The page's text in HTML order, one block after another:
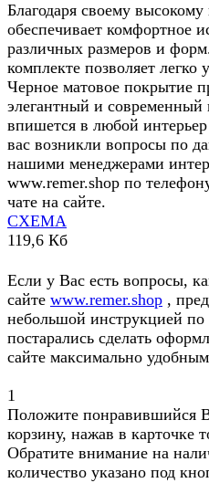
Благодаря своему высокому
обеспечивает комфортное
различных размеров и
комплекте позволяет легко
Черное матовое покрытие
элегантный и
впишется в любой
вас возникли вопросы по
нашими менеджерами
www.remer.shop по
чате на сайте.
СХЕМА
119,6 Кб
Если у Вас есть вопросы,
сайте www.remer.shop ,
небольшой инструкцией
постарались сделать
сайте максимально
1
Положите понравившийся
корзину, нажав в карточке
Обратите внимание на
количество указано под